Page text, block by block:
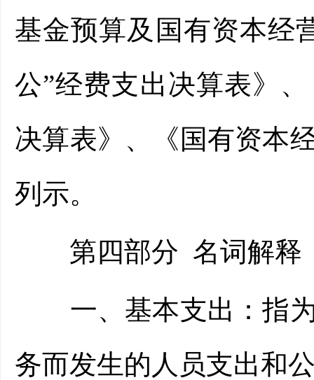
基金预算及国有资本经
公”经费支出决算表》
决算表》、《国有资本
列示。
第四部分 名词解释
一、基本支出：指为
务而发生的人员支出和